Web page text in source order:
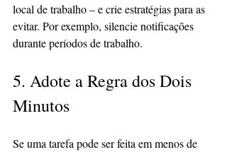
local de trabalho – e crie estratégias para as
evitar. Por exemplo, silencie notificações
durante períodos de trabalho.
5. Adote a Regra dos Dois
Minutos
Se uma tarefa pode ser feita em menos de